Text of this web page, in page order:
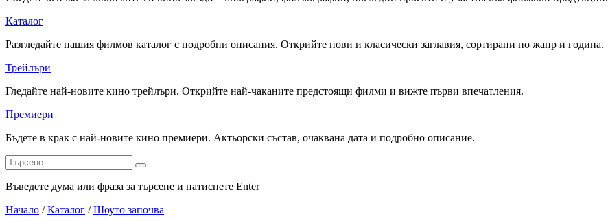
Каталог
Разгледайте нашия филмов каталог с подробни описания. Открийте нови и класически заглавия, сортирани по жанр и година.
Трейлъри
Гледайте най-новите кино трейлъри. Открийте най-чаканите предстоящи филми и вижте първи впечатления.
Премиери
Бъдете в крак с най-новите кино премиери. Актьорски състав, очаквана дата и подробно описание.
Въведете дума или фраза за търсене и натиснете Enter
Начало / Каталог / Шоуто започва